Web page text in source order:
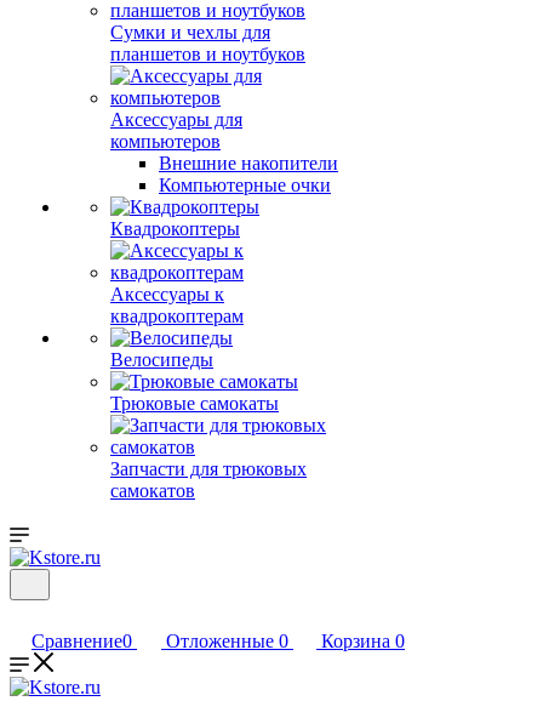
Сумки и чехлы для
планшетов и ноутбуков
Аксессуары для
компьютеров
Внешние накопители
Компьютерные очки
Квадрокоптеры
Аксессуары к
квадрокоптерам
Велосипеды
Трюковые самокаты
Запчасти для трюковых
самокатов
Сравнение0 Отложенные 0 Корзина 0